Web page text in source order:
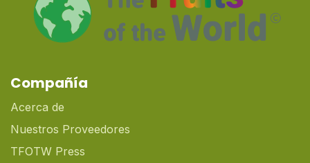
Compañía
Acerca de
Nuestros Proveedores
TFOTW Press